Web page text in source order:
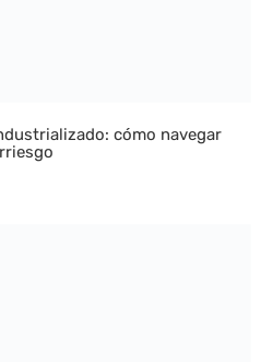
cómo navegar